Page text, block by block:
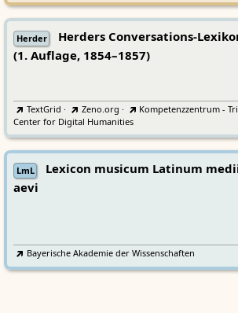
Herder
Herders Conversations-
(1. Auflage, 1854–1857)
TextGrid · Zeno.org ·
Kompetenzzentrum -
Center for Digital Humanities
LmL
Lexicon musicum Latinum
aevi
Bayerische Akademie der Wissenschaften